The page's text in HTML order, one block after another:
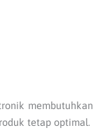
membutuhkan
tetap optimal.